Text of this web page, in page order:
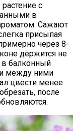
с
в
Сажают
присыпая
через 8-
держится не
балконный
между ними
цвести менее
после